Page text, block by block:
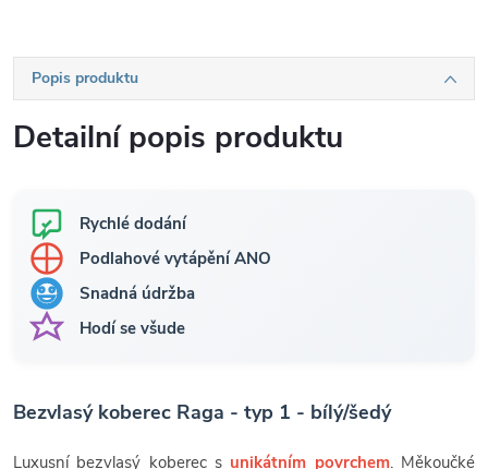
Popis produktu
Detailní popis produktu
Rychlé dodání
Podlahové vytápění ANO
Snadná údržba
Hodí se všude
Bezvlasý koberec Raga - typ 1 - bílý/šedý
Luxusní bezvlasý koberec s unikátním povrchem. Měkoučké